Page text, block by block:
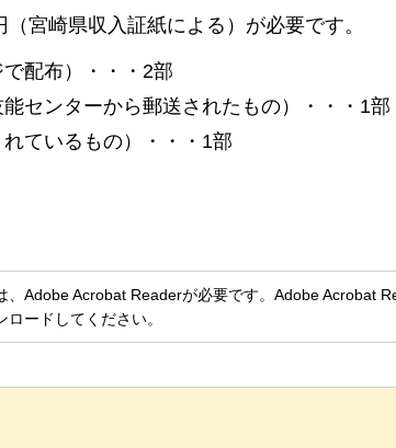
宮崎県収入証紙による）が必要です。
配布）・・・2部
センターから郵送されたもの）・・・1部
ているもの）・・・1部
、Adobe Acrobat Readerが必要です。Adobe Acrobat
ードしてください。